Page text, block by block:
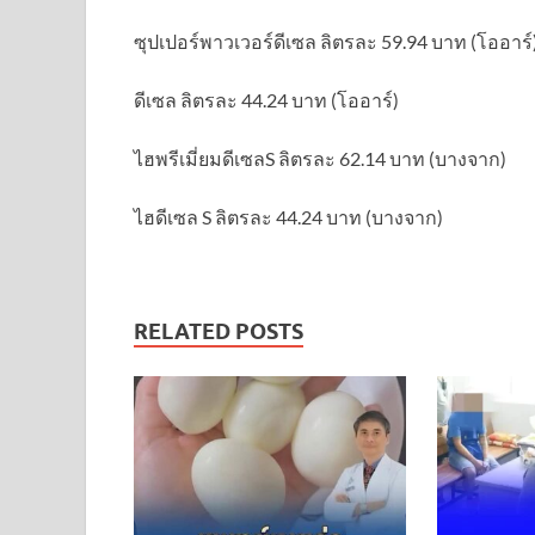
ซุปเปอร์พาวเวอร์ดีเซล ลิตรละ 59.94 บาท (โออา
ดีเซล ลิตรละ 44.24 บาท (โออาร์)
ไฮพรีเมี่ยมดีเซลS ลิตรละ 62.14 บาท (บางจาก)
ไฮดีเซล S ลิตรละ 44.24 บาท (บางจาก)
RELATED POSTS